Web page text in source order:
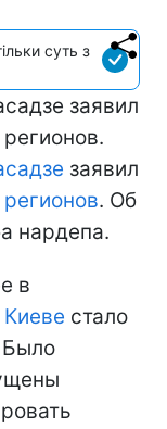
суть з
заявил
заявил
. Об
нардепа.
в
Киеве стало
Было